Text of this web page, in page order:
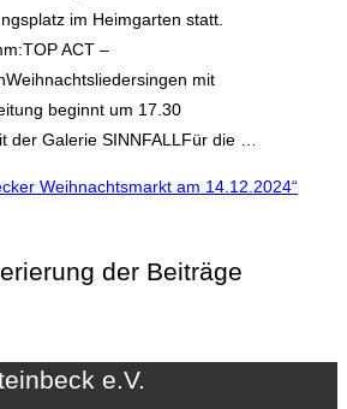
im Heimgarten statt.
ACT –
mit
beginnt um 17.30
der Galerie SINNFALLFür die …
Weihnachtsmarkt am 14.12.2024​“
der Beiträge
e.V.